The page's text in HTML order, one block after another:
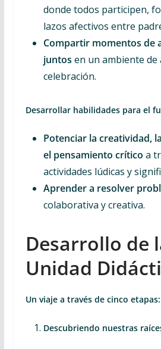
donde todos participen,
lazos afectivos entre
Compartir momentos de
juntos en un ambiente de
celebración.
Desarrollar habilidades para el
Potenciar la creatividad,
el pensamiento crítico a
actividades lúdicas y
Aprender a resolver
colaborativa y creativa.
Desarrollo de
Unidad
Un viaje a través de cinco etapas:
Descubriendo nuestras